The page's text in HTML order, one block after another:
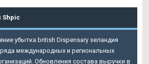
Shpic
убытка british Dispensary зеландия
международных и региональных
Обновления состава выручки в